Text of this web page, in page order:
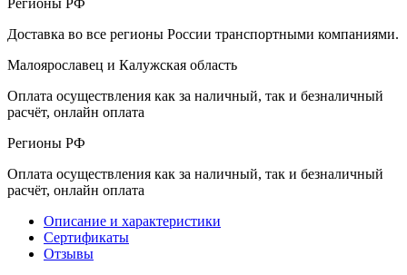
Доставка во все регионы России транспортными компаниями.
Малоярославец и Калужская область
Оплата осуществления как за наличный, так и безналичный
расчёт, онлайн оплата
Регионы РФ
Оплата осуществления как за наличный, так и безналичный
расчёт, онлайн оплата
Описание и характеристики
Сертификаты
Отзывы